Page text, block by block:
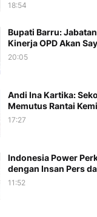
18:54
Bupati Barru:
Kinerja OPD Akan
20:05
Andi Ina Kartika:
Memutus Rantai
17:27
Indonesia Power
dengan Insan Pers
11:52